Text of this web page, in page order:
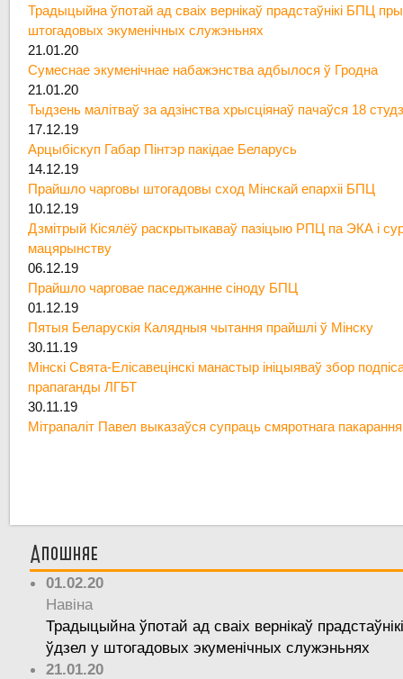
Традыцыйна ўпотай ад сваіх вернікаў прадстаўнікі БПЦ
штогадовых экуменічных служэньнях
21.01.20
Сумеснае экуменічнае набажэнства адбылося ў Гродна
21.01.20
Тыдзень малітваў за адзінства хрысціянаў пачаўся 18
17.12.19
Арцыбіскуп Габар Пінтэр пакідае Беларусь
14.12.19
Прайшло чарговы штогадовы сход Мінскай епархіі БПЦ
10.12.19
Дзмітрый Кісялёў раскрытыкаваў пазіцыю РПЦ па ЭКА і
мацярынству
06.12.19
Прайшло чарговае паседжанне сіноду БПЦ
01.12.19
Пятыя Беларускія Калядныя чытання прайшлі ў Мінску
30.11.19
Мінскі Свята-Елісавецінскі манастыр ініцыяваў збор
прапаганды ЛГБТ
30.11.19
Мітрапаліт Павел выказаўся супраць смяротнага пакарання
Апошняе
01.02.20
Навіна
Традыцыйна ўпотай ад сваіх вернікаў
ўдзел у штогадовых экуменічных служэньнях
21.01.20